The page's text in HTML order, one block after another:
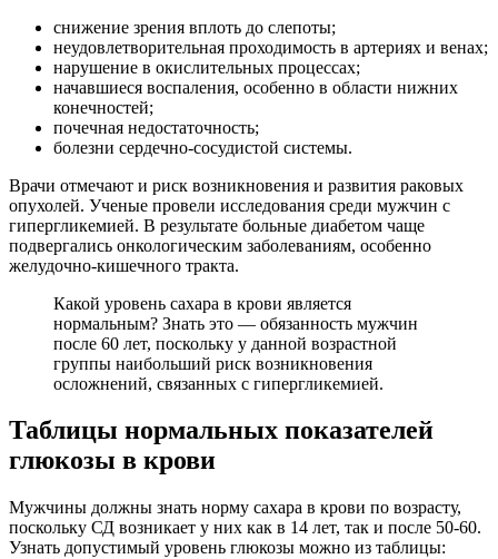
снижение зрения вплоть до слепоты;
неудовлетворительная проходимость в артериях и венах;
нарушение в окислительных процессах;
начавшиеся воспаления, особенно в области нижних
конечностей;
почечная недостаточность;
болезни сердечно-сосудистой системы.
Врачи отмечают и риск возникновения и развития раковых
опухолей. Ученые провели исследования среди мужчин с
гипергликемией. В результате больные диабетом чаще
подвергались онкологическим заболеваниям, особенно
желудочно-кишечного тракта.
Какой уровень сахара в крови является
нормальным? Знать это — обязанность мужчин
после 60 лет, поскольку у данной возрастной
группы наибольший риск возникновения
осложнений, связанных с гипергликемией.
Таблицы нормальных показателей
глюкозы в крови
Мужчины должны знать норму сахара в крови по возрасту,
поскольку СД возникает у них как в 14 лет, так и после 50-60.
Узнать допустимый уровень глюкозы можно из таблицы: